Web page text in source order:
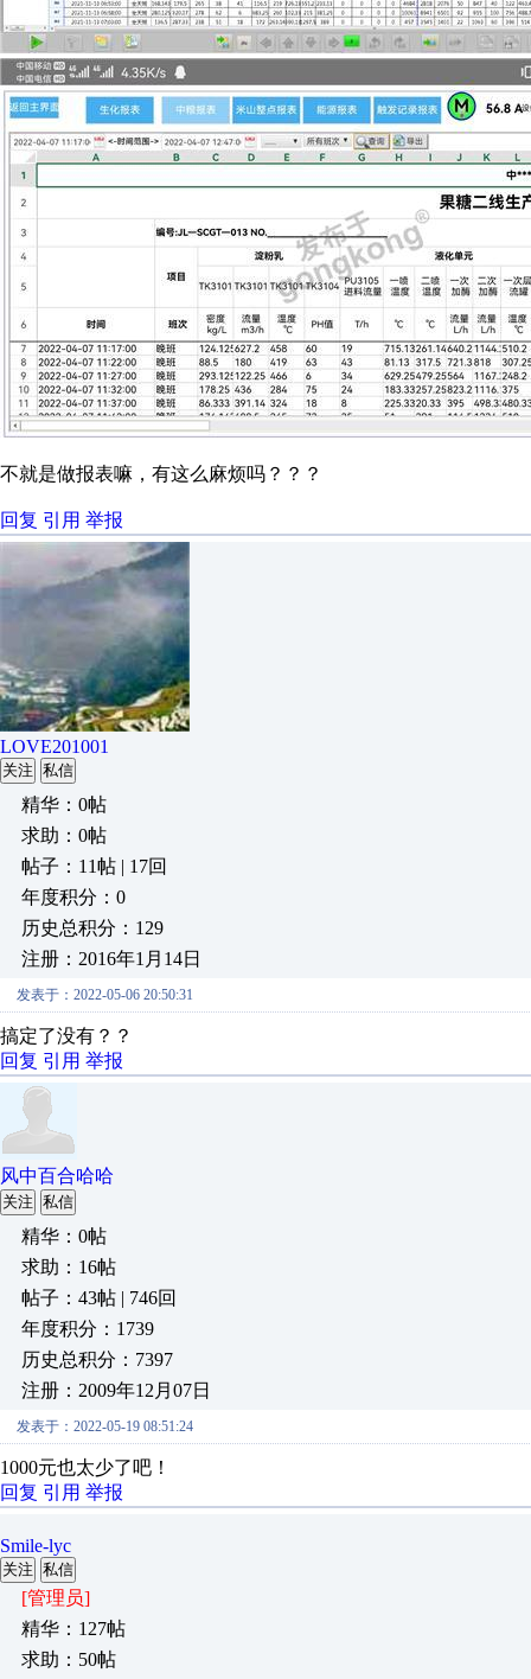
不就是做报表嘛，有这么麻烦吗？？？
回复 引用 举报
LOVE201001
关注 私信
精华：0帖
求助：0帖
帖子：11帖 | 17回
年度积分：0
历史总积分：129
注册：2016年1月14日
发表于：2022-05-06 20:50:31
搞定了没有？？
回复 引用 举报
风中百合哈哈
关注 私信
精华：0帖
求助：16帖
帖子：43帖 | 746回
年度积分：1739
历史总积分：7397
注册：2009年12月07日
发表于：2022-05-19 08:51:24
1000元也太少了吧！
回复 引用 举报
Smile-lyc
关注 私信
[管理员]
精华：127帖
求助：50帖